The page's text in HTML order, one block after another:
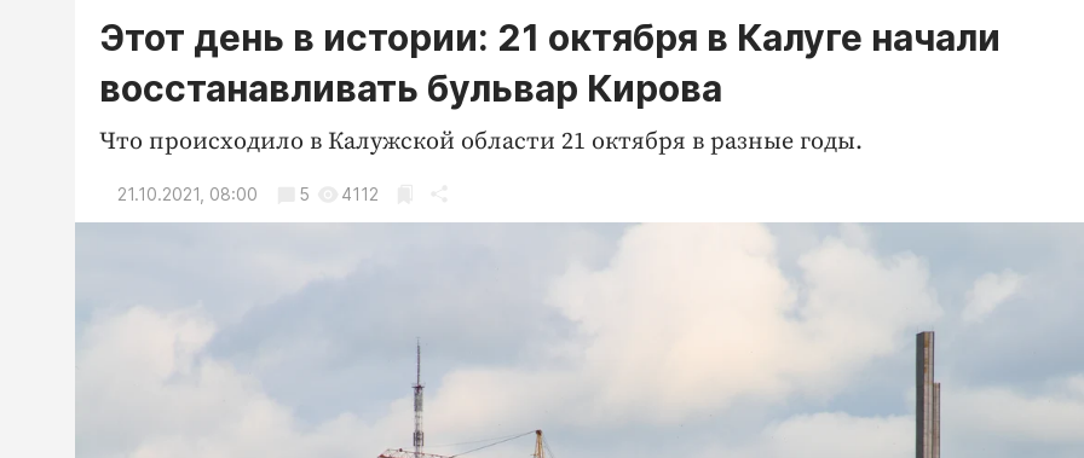
Этот день в истории: 21 октября в Калуге начали
восстанавливать бульвар Кирова
Что происходило в Калужской области 21 октября в разные годы.
21.10.2021, 08:00 5 4112